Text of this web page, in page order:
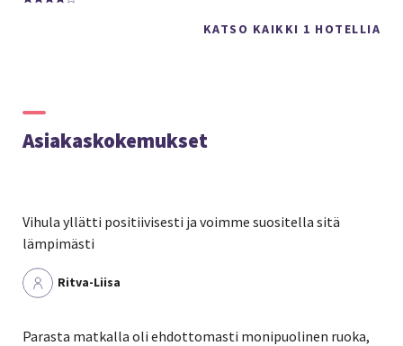
KATSO KAIKKI 1 HOTELLIA
Asiakaskokemukset
Vihula yllätti positiivisesti ja voimme suositella sitä
lämpimästi
Ritva-Liisa
Parasta matkalla oli ehdottomasti monipuolinen ruoka,